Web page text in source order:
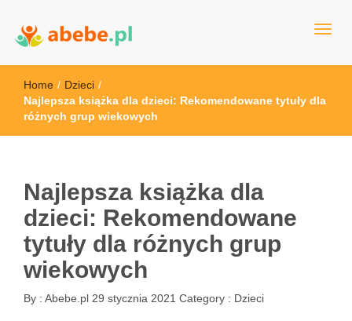
Abebe
Home / Dzieci /
Najlepsza książka dla dzieci: Rekomendowane tytuły dla
różnych grup wiekowych
Najlepsza książka dla
dzieci: Rekomendowane
tytuły dla różnych grup
wiekowych
By : Abebe.pl 29 stycznia 2021 Category : Dzieci